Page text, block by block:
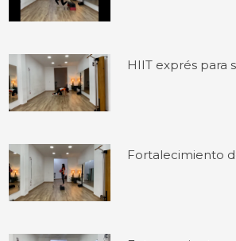
HIIT exprés para
Fortalecimiento